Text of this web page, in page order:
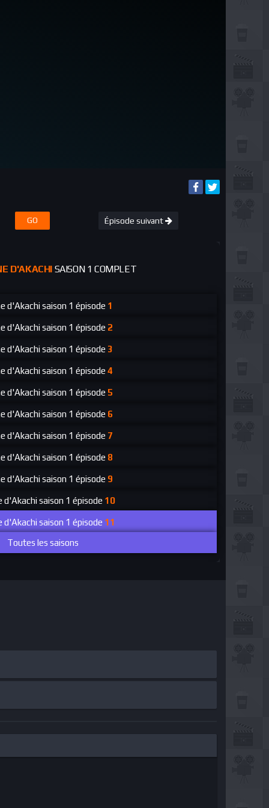
GO Épisode suivant
D'AKACHI SAISON 1 COMPLET
d'Akachi saison 1 épisode 1
d'Akachi saison 1 épisode 2
d'Akachi saison 1 épisode 3
d'Akachi saison 1 épisode 4
d'Akachi saison 1 épisode 5
d'Akachi saison 1 épisode 6
d'Akachi saison 1 épisode 7
d'Akachi saison 1 épisode 8
d'Akachi saison 1 épisode 9
d'Akachi saison 1 épisode 10
d'Akachi saison 1 épisode 11
Toutes les saisons